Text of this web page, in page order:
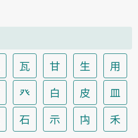
瓦 甘 生
用
癶 白 皮
皿
石 示 禸
禾